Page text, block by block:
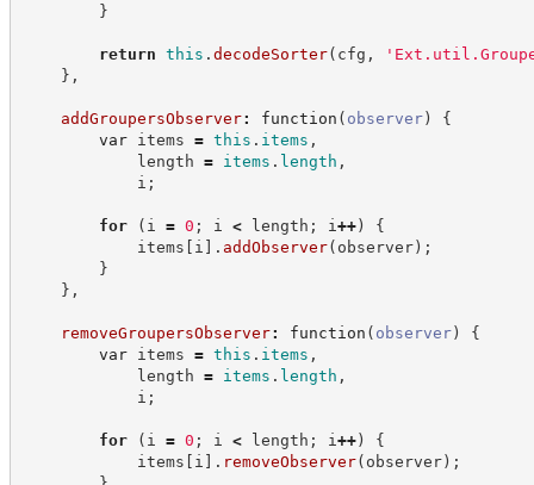
}
return this . decodeSorter( cfg , '
} ,
addGroupersObserver: function ( observer)
{
var items = this . items ,
length = items . length ,
i ;
for ( i = 0 ; i < length ; i ++)
{
items [ i ] . addObserver( observer) ;
}
} ,
removeGroupersObserver: function ( observer)
{
var items = this . items ,
length = items . length ,
i ;
for ( i = 0 ; i < length ; i ++)
{
items [ i ] . removeObserver( observer) ;